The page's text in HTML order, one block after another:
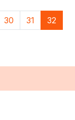
30 31 32